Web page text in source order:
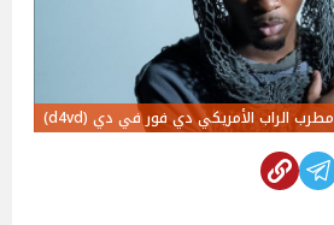
مطرب الراب الأمريكي دي فور في دي (d4vd)